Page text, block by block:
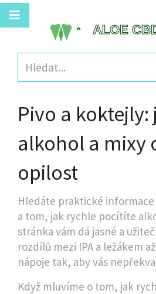
Pivo a
alkohol a mixy
opilost
Hledáte praktické
a tom, jak rychle pocítíte
stránka vám dá jasné a
rozdílů mezi IPA a ležákem
nápoje tak, aby vás
Když mluvíme o tom, jak